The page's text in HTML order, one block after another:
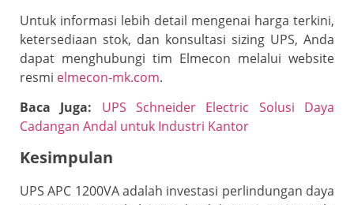
Untuk informasi lebih detail mengenai harga terkini,
ketersediaan stok, dan konsultasi sizing UPS, Anda
dapat menghubungi tim Elmecon melalui website
resmi elmecon-mk.com.
Baca Juga: UPS Schneider Electric Solusi Daya
Cadangan Andal untuk Industri Kantor
Kesimpulan
UPS APC 1200VA adalah investasi perlindungan daya